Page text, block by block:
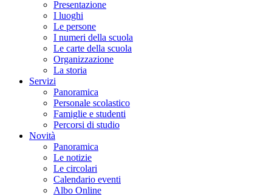
Presentazione
I luoghi
Le persone
I numeri della scuola
Le carte della scuola
Organizzazione
La storia
Servizi
Panoramica
Personale scolastico
Famiglie e studenti
Percorsi di studio
Novità
Panoramica
Le notizie
Le circolari
Calendario eventi
Albo Online